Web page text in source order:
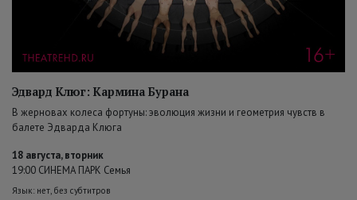
Эдвард Клюг: Кармина Бурана
В жерновах колеса фортуны: эволюция жизни и геометрия чувств в
балете Эдварда Клюга
18 августа, вторник
19:00 СИНЕМА ПАРК Семья
Язык: нет, без субтитров